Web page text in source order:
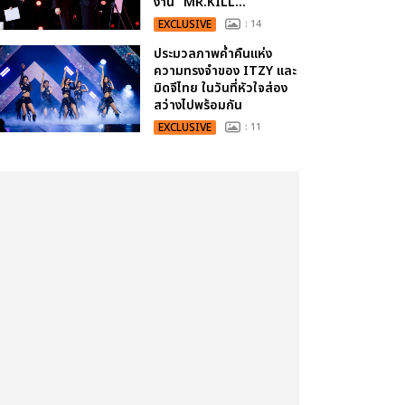
EXCLUSIVE : 14
ประมวลภาพค่ำคืนแห่ง
ความทรงจำของ ITZY และ
มิดจีไทย ในวันที่หัวใจส่อง
สว่างไปพร้อมกัน
EXCLUSIVE : 11